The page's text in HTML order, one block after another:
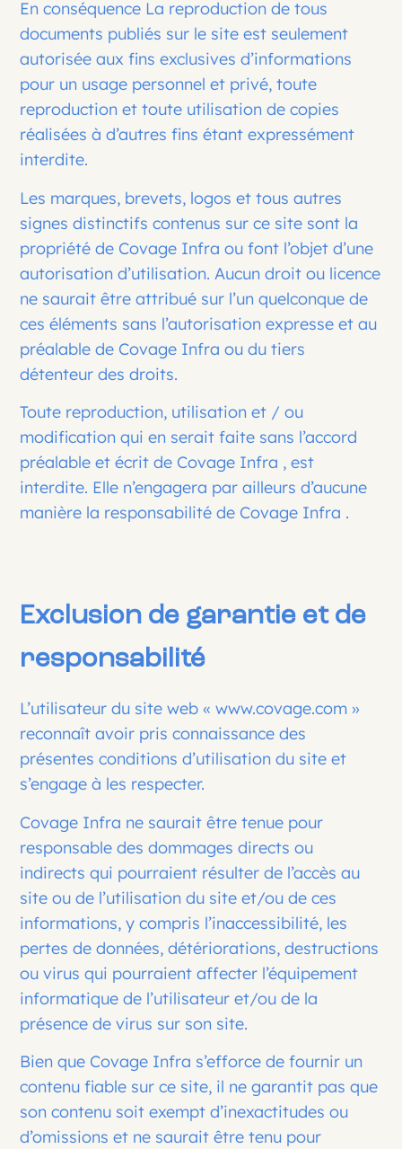
En conséquence La reproduction de tous
documents publiés sur le site est seulement
autorisée aux fins exclusives d’informations
pour un usage personnel et privé, toute
reproduction et toute utilisation de copies
réalisées à d’autres fins étant expressément
interdite.
Les marques, brevets, logos et tous autres
signes distinctifs contenus sur ce site sont la
propriété de Covage Infra ou font l’objet d’une
autorisation d’utilisation. Aucun droit ou licence
ne saurait être attribué sur l’un quelconque de
ces éléments sans l’autorisation expresse et au
préalable de Covage Infra ou du tiers
détenteur des droits.
Toute reproduction, utilisation et / ou
modification qui en serait faite sans l’accord
préalable et écrit de Covage Infra , est
interdite. Elle n’engagera par ailleurs d’aucune
manière la responsabilité de Covage Infra .
Exclusion de garantie et de
responsabilité
L’utilisateur du site web « www.covage.com »
reconnaît avoir pris connaissance des
présentes conditions d’utilisation du site et
s’engage à les respecter.
Covage Infra ne saurait être tenue pour
responsable des dommages directs ou
indirects qui pourraient résulter de l’accès au
site ou de l’utilisation du site et/ou de ces
informations, y compris l’inaccessibilité, les
pertes de données, détériorations, destructions
ou virus qui pourraient affecter l’équipement
informatique de l’utilisateur et/ou de la
présence de virus sur son site.
Bien que Covage Infra s’efforce de fournir un
contenu fiable sur ce site, il ne garantit pas que
son contenu soit exempt d’inexactitudes ou
d’omissions et ne saurait être tenu pour